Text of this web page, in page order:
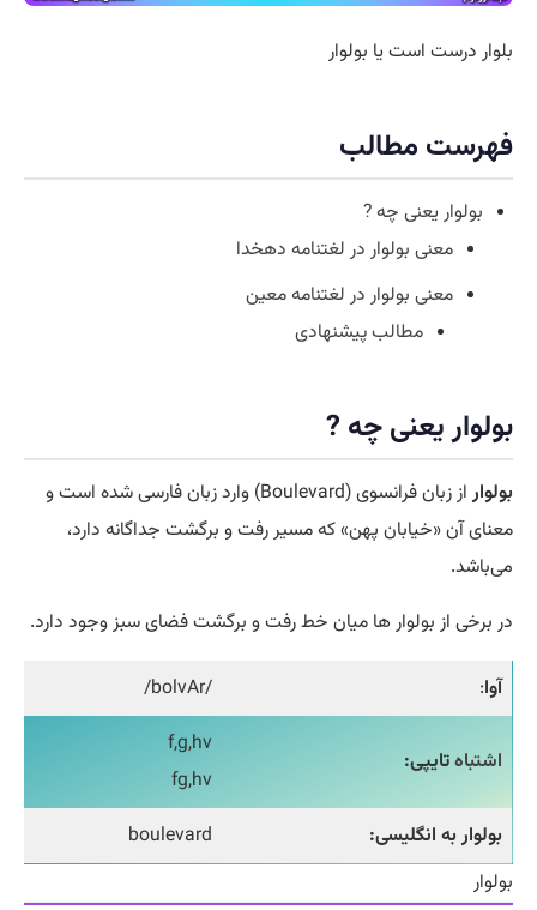
بلوار درست است یا بولوار
فهرست مطالب
بولوار یعنی چه ?
معنی بولوار در لغتنامه دهخدا
معنی بولوار در لغتنامه معین
مطالب پیشنهادی
بولوار یعنی چه ?
بولوار
از زبان فرانسوی (Boulevard) وارد زبان فارسی شده است و
معنای آن «خیابان پهن» که مسیر رفت و برگشت جداگانه دارد،
می‌باشد.
در برخی از بولوار ها میان خط رفت و برگشت فضای سبز وجود دارد.
آوا:
/bolvAr/
اشتباهتایپی:
f,g,hv
fg,hv
بولوار به انگلیسی:
boulevard
بولوار